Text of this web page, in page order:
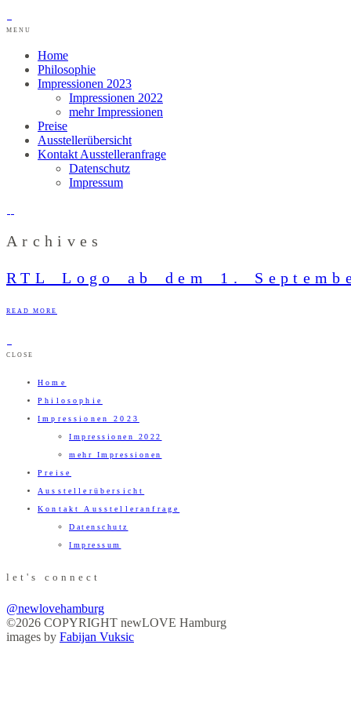
MENU
Home
Philosophie
Impressionen 2023
Impressionen 2022
mehr Impressionen
Preise
Ausstellerübersicht
Kontakt Ausstelleranfrage
Datenschutz
Impressum
Archives
READ MORE
CLOSE
Home
Philosophie
Impressionen 2023
Impressionen 2022
mehr Impressionen
Preise
Ausstellerübersicht
Kontakt Ausstelleranfrage
Datenschutz
Impressum
let's connect
@newlovehamburg
©2026 COPYRIGHT newLOVE Hamburg
images by Fabijan Vuksic